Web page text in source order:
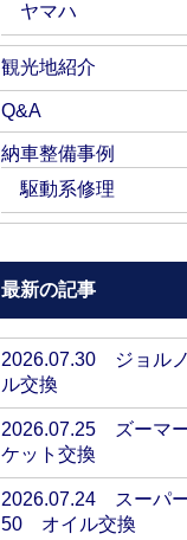
ヤマハ
観光地紹介
Q&A
納車整備事例
駆動系修理
最新の記事
2026.07.30 ジョル
ル交換
2026.07.25 ズーマ
ケット交換
2026.07.24 スーパ
50 オイル交換